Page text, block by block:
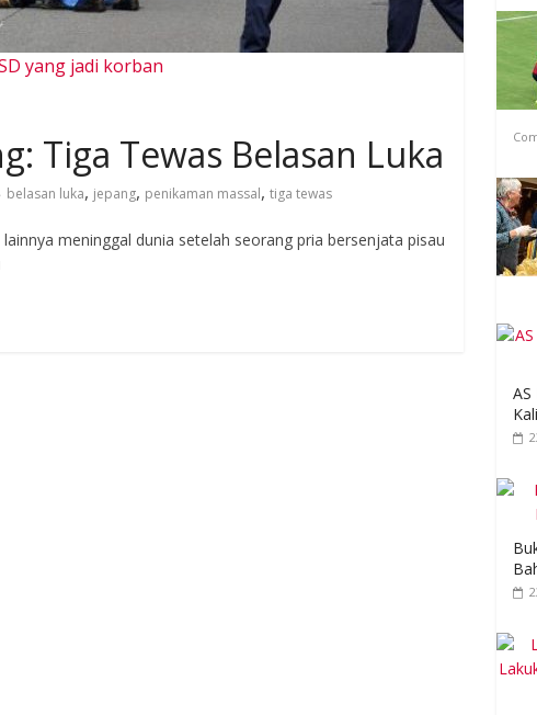
yang jadi korban
Tiga Tewas Belasan Luka
belasan luka, jepang, penikaman massal, tiga tewas
meninggal dunia setelah seorang pria bersenjata pisau